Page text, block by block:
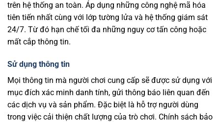
trên hệ thống an toàn. Áp dụng những công nghệ mã hóa
tiên tiến nhất cùng với lớp tường lửa và hệ thống giám sát
24/7. Từ đó hạn chế tối đa những nguy cơ tấn công hoặc
mất cắp thông tin.
Sử dụng thông tin
Mọi thông tin mà người chơi cung cấp sẽ được sử dụng với
mục đích xác minh danh tính, gửi thông báo liên quan đến
các dịch vụ và sản phẩm. Đặc biệt là hỗ trợ người dùng
trong việc cải thiện chất lượng của trò chơi. Chính sách bảo